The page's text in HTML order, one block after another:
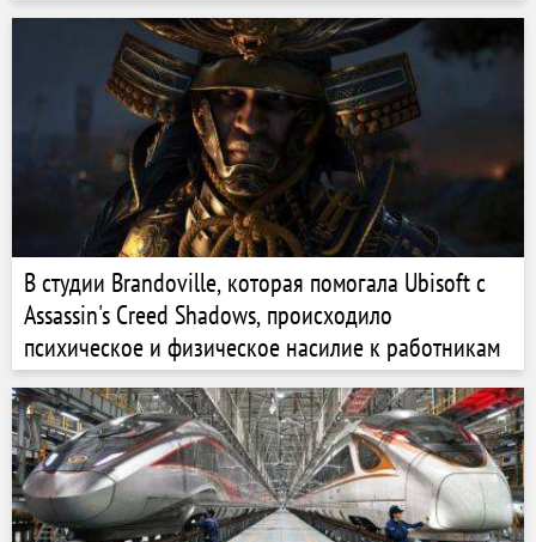
В студии Brandoville, которая помогала Ubisoft с
Assassin's Creed Shadows, происходило
психическое и физическое насилие к работникам